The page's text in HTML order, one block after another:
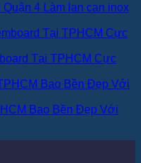
Làm lan can inox
Tại TPHCM Cực
Bao Bền Đẹp Với